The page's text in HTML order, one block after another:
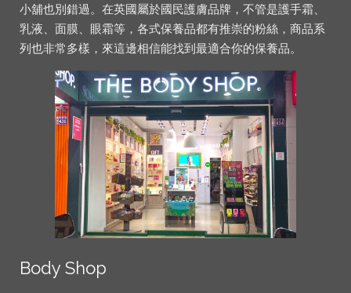
小舖也別錯過。在英國屬於國民護膚品牌，不管是護手霜、
乳液、面膜、眼霜等，各式保養品都有推崇的粉絲，商品系
列也非常多樣，來這邊相信能找到最適合你的保養品。
Body Shop